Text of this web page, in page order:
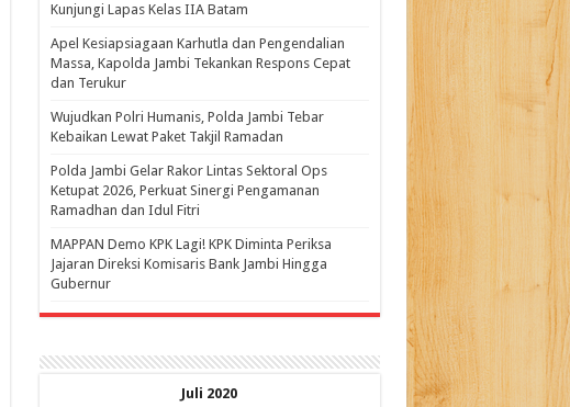
Kunjungi Lapas Kelas IIA Batam
Apel Kesiapsiagaan Karhutla dan Pengendalian
Massa, Kapolda Jambi Tekankan Respons Cepat
dan Terukur
Wujudkan Polri Humanis, Polda Jambi Tebar
Kebaikan Lewat Paket Takjil Ramadan
Polda Jambi Gelar Rakor Lintas Sektoral Ops
Ketupat 2026, Perkuat Sinergi Pengamanan
Ramadhan dan Idul Fitri
‎MAPPAN Demo KPK Lagi! KPK Diminta Periksa
Jajaran Direksi Komisaris Bank Jambi Hingga
Gubernur ‎
Juli 2020